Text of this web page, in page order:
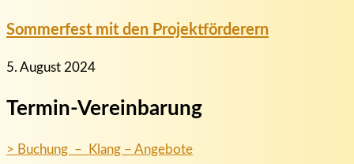
Sommerfest mit den Projektförderern
5. August 2024
Termin-Vereinbarung
> Buchung – Klang – Angebote